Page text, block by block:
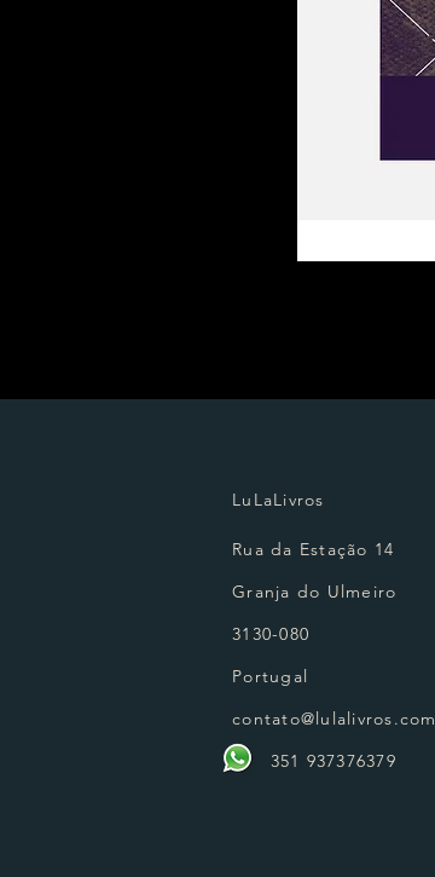
LuLaLivros
Rua da Estação 14
Granja do Ulmeiro
3130-080
Portugal
contato@lulalivros.com
351 937376379